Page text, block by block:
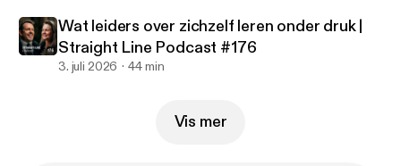
Wat leiders over zichzelf leren onder druk |
Straight Line Podcast #176
3. juli 2026 44 min
Vis mer